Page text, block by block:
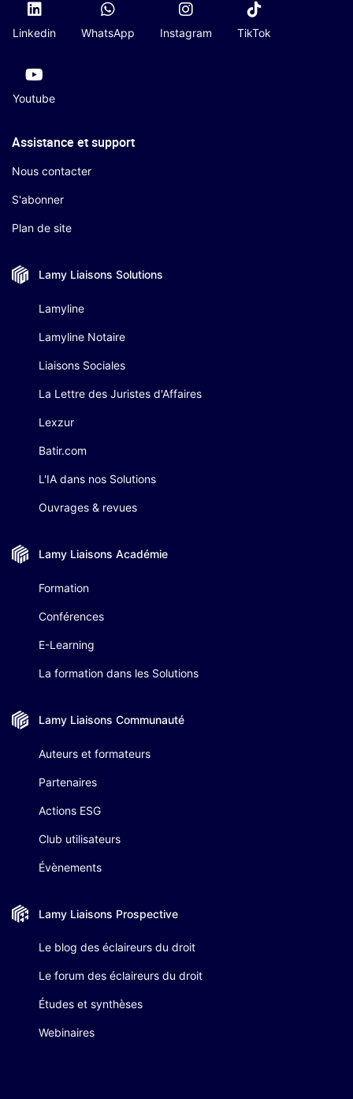
Linkedin WhatsApp Instagram TikTok
Youtube
Assistance et support
Nous contacter
S'abonner
Plan de site
Lamy Liaisons Solutions
Lamyline
Lamyline Notaire
Liaisons Sociales
La Lettre des Juristes d'Affaires
Lexzur
Batir.com
L'IA dans nos Solutions
Ouvrages & revues
Lamy Liaisons Académie
Formation
Conférences
E-Learning
La formation dans les Solutions
Lamy Liaisons Communauté
Auteurs et formateurs
Partenaires
Actions ESG
Club utilisateurs
Évènements
Lamy Liaisons Prospective
Le blog des éclaireurs du droit
Le forum des éclaireurs du droit
Études et synthèses
Webinaires